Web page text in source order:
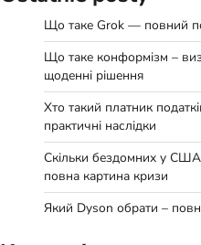
Що таке Grok — повний
Що таке конформізм –
щоденні рішення
Хто такий платник
практичні наслідки
Скільки бездомних у
повна картина кризи
Який Dyson обрати –